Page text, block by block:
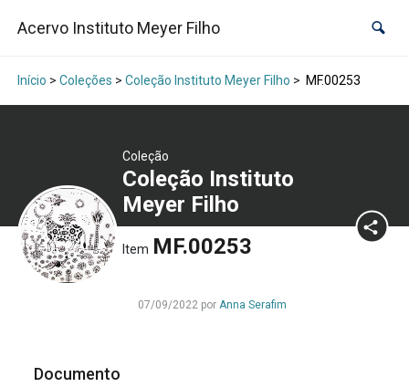
Acervo Instituto Meyer Filho
Início > Coleções > Coleção Instituto Meyer Filho > MF.00253
Coleção
Coleção Instituto
Meyer Filho
Item MF.00253
07/09/2022 por Anna Serafim
Documento